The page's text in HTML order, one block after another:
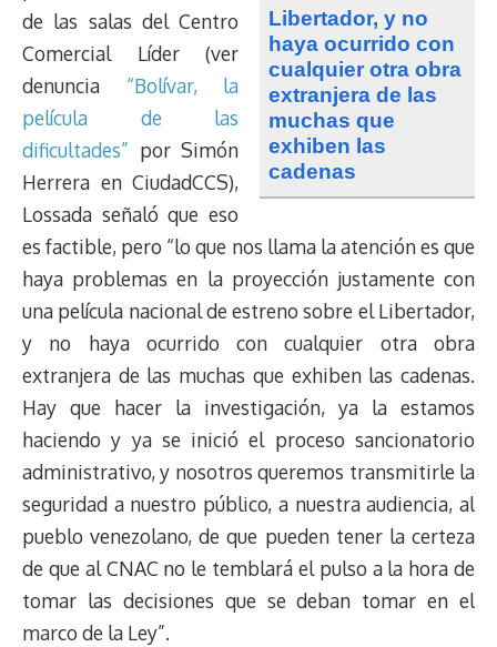
Libertador, y no
haya ocurrido con
cualquier otra obra
extranjera de las
muchas que
exhiben las
cadenas
de las salas del Centro
Comercial Líder (ver
denuncia “Bolívar, la
película de las
dificultades” por Simón
Herrera en CiudadCCS),
Lossada señaló que eso
es factible, pero “lo que nos llama la atención es que
haya problemas en la proyección justamente con
una película nacional de estreno sobre el Libertador,
y no haya ocurrido con cualquier otra obra
extranjera de las muchas que exhiben las cadenas.
Hay que hacer la investigación, ya la estamos
haciendo y ya se inició el proceso sancionatorio
administrativo, y nosotros queremos transmitirle la
seguridad a nuestro público, a nuestra audiencia, al
pueblo venezolano, de que pueden tener la certeza
de que al CNAC no le temblará el pulso a la hora de
tomar las decisiones que se deban tomar en el
marco de la Ley”.